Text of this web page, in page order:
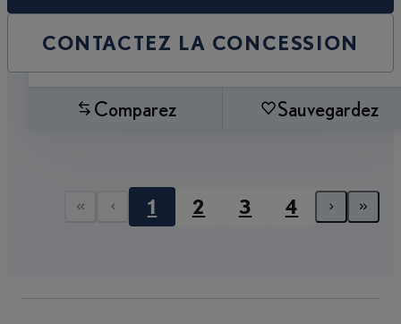
CONTACTEZ LA CONCESSION
Comparez Sauvegardez
First page
Previous page
1 2 3 4
Next